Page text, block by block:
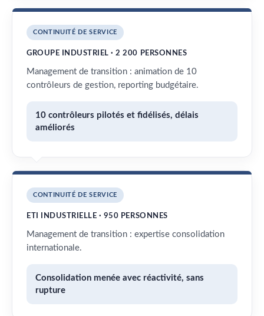
CONTINUITÉ DE SERVICE
GROUPE INDUSTRIEL · 2 200 PERSONNES
Management de transition : animation de 10
contrôleurs de gestion, reporting budgétaire.
10 contrôleurs pilotés et fidélisés, délais
améliorés
CONTINUITÉ DE SERVICE
ETI INDUSTRIELLE · 950 PERSONNES
Management de transition : expertise consolidation
internationale.
Consolidation menée avec réactivité, sans
rupture